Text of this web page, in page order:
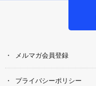
メルマガ会員登録
プライバシーポリシー